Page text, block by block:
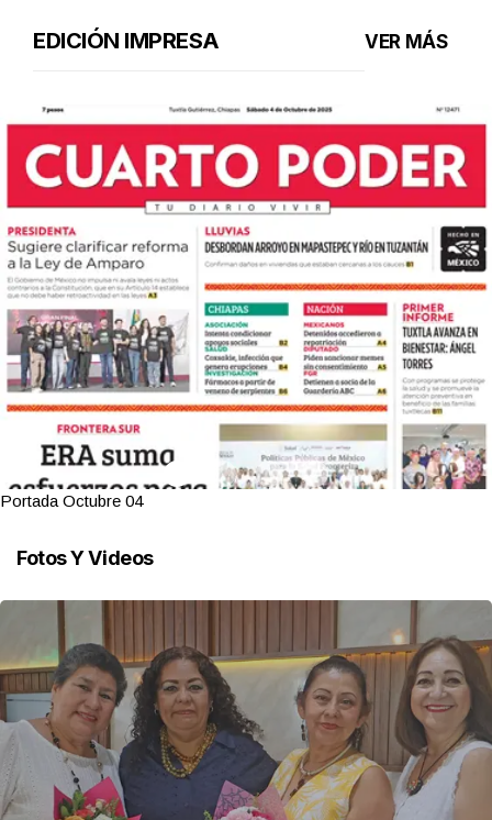
EDICIÓN IMPRESA VER MÁS
Portada Octubre 04
Fotos Y Videos